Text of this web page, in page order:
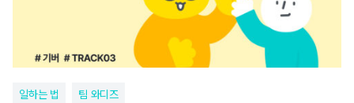
일하는 법 팀 와디즈